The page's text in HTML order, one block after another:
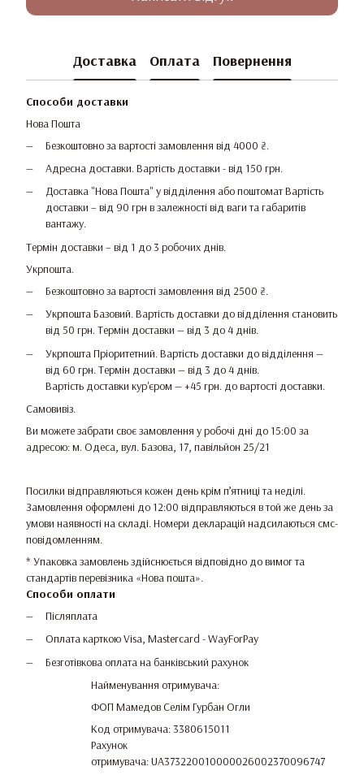
Доставка Оплата Повернення
Способи доставки
Нова Пошта
Безкоштовно за вартості замовлення від 4000 ₴.
Адресна доставки. Вартість доставки - від 150 грн.
Доставка "Нова Пошта" у відділення або поштомат Вартість
доставки – від 90 грн в залежності від ваги та габаритів
вантажу.
Термін доставки – від 1 до 3 робочих днів.
Укрпошта.
Безкоштовно за вартості замовлення від 2500 ₴.
Укрпошта Базовий. Вартість доставки до відділення становить
від 50 грн. Термін доставки — від 3 до 4 днів.
Укрпошта Пріоритетний. Вартість доставки до відділення —
від 60 грн. Термін доставки — від 3 до 4 днів.
Вартість доставки кур'єром — +45 грн. до вартості доставки.
Самовивіз.
Ви можете забрати своє замовлення у робочі дні до 15:00 за
адресою: м. Одеса, вул. Базова, 17, павільйон 25/21
Посилки відправляються кожен день крім п’ятниці та неділі.
Замовлення оформлені до 12:00 відправляються в той же день за
умови наявності на складі. Номери декларацій надсилаються смс-
повідомленням.
* Упаковка замовлень здійснюється відповідно до вимог та
стандартів перевізника «Нова пошта».
Способи оплати
Післяплата
Оплата карткою Visa, Mastercard - WayForPay
Безготівкова оплата на банківський рахунок
Найменування отримувача:
ФОП Мамедов Селім Гурбан Огли
Код отримувача: 3380615011
Рахунок
отримувача: UA373220010000026002370096747